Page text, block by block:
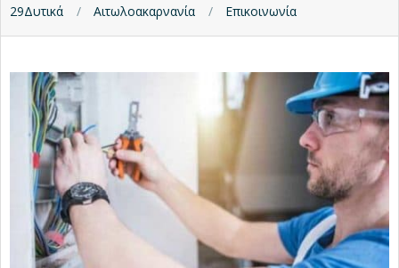
29Δυτικά Αιτωλοακαρνανία Επικοινωνία